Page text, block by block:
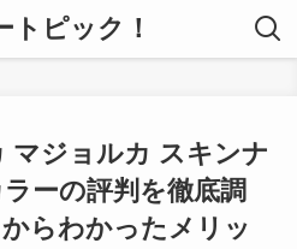
トピック！
マジョルカ スキンナ
ーの評判を徹底調
らわかったメリッ